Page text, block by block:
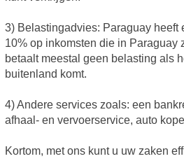
3) Belastingadvies: Paraguay heeft
10% op inkomsten die in Paraguay
betaalt meestal geen belasting als
buitenland komt.
4) Andere services zoals: een
afhaal- en vervoerservice, auto
Kortom, met ons kunt u uw zaken